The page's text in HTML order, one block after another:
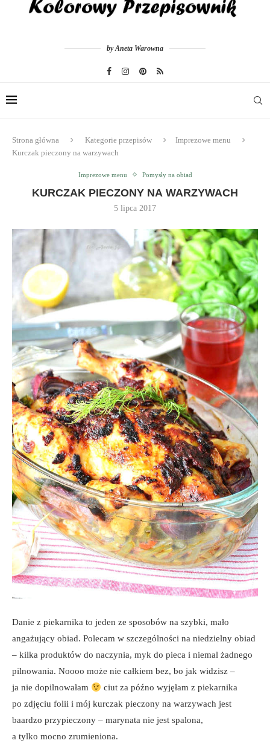
by Aneta Warowna
Strona główna Kategorie przepisów
Imprezowe menu
Kurczak pieczony na warzywach
Imprezowe menu Pomysły na obiad
KURCZAK PIECZONY NA WARZYWACH
5 lipca 2017
Danie z piekarnika to jeden ze sposobów na szybki, mało
angażujący obiad. Polecam w szczególności na niedzielny obiad
– kilka produktów do naczynia, myk do pieca i niemal żadnego
pilnowania. Noooo może nie całkiem bez, bo jak widzisz –
ja nie dopilnowałam
ciut za późno wyjęłam z piekarnika
po zdjęciu folii i mój kurczak pieczony na warzywach jest
baardzo przypieczony – marynata nie jest spalona,
a tylko mocno zrumieniona.